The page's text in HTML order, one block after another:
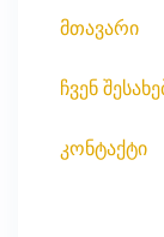
მთავარი
ჩვენ
კონტაქტი